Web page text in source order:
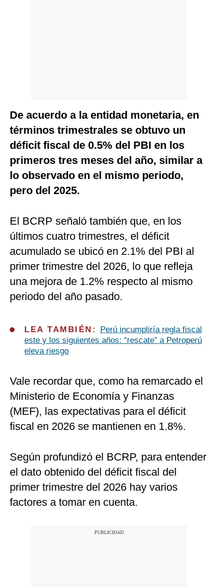
De acuerdo a la entidad monetaria, en
términos trimestrales se obtuvo un
déficit fiscal de 0.5% del PBI en los
primeros tres meses del año, similar a
lo observado en el mismo periodo,
pero del 2025.
El BCRP señaló también que, en los
últimos cuatro trimestres, el déficit
acumulado se ubicó en 2.1% del PBI al
primer trimestre del 2026, lo que refleja
una mejora de 1.2% respecto al mismo
periodo del año pasado.
LEA TAMBIÉN:
Perú incumpliría regla fiscal
este y los siguientes años: “rescate” a Petroperú
eleva riesgo
Vale recordar que, como ha remarcado el
Ministerio de Economía y Finanzas
(MEF), las expectativas para el déficit
fiscal en 2026 se mantienen en 1.8%.
Según profundizó el BCRP, para entender
el dato obtenido del déficit fiscal del
primer trimestre del 2026 hay varios
factores a tomar en cuenta.